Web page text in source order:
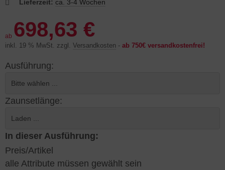
Lieferzeit: ca. 3-4 Wochen
ab 698,63 €
inkl. 19 % MwSt. zzgl. Versandkosten - ab 750€ versandkostenfrei!
Ausführung:
Zaunsetlänge:
In dieser Ausführung:
Preis/Artikel
alle Attribute müssen gewählt sein